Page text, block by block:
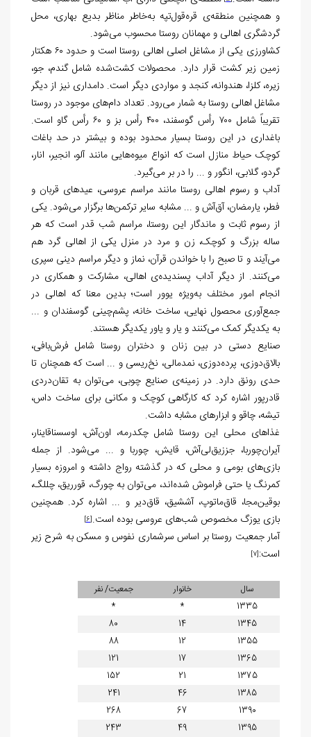
و همچنین منطقه‌ی قره‌قول‌تپه به‌خاطر مناظر بدیع بهاری، محل
گردشگری اهالی و مهمانان روستا محسوب می‌شود.
کشاورزی یکی از مشاغل اصلی اهالی روستا است و حدود ۶۰ هکتار
زمین زیر کشت قرار دارد. محصولات کشت‌شده شامل گندم، جو،
زیره، کلزا، هندوانه، کنجد و مواردی دیگر است. دامداری نیز از دیگر
مشاغل اهالی روستا به شمار می‌رود. تعداد دام‌های موجود در روستا
تقریباً شامل ۷۰۰ رأس گوسفند، ۴۰۰ رأس بز و ۶۰ رأس گاو است.
باغداری در این روستا بسیار محدود بوده و بیشتر در حد باغات
کوچک حیاط منازل است که انواع میوه‌هایی مانند آلو، انجیر، انار،
گردو، گلابی، انگور و ... را در بر می‌گیرد.
آداب و رسوم اهالی روستا مانند مراسم عروسی، عیدهای قربان و
فطر، یارمضان، آق‌آش و ... مشابه سایر ترکمن‌ها برگزار می‌شود. یکی
از رسوم ثابت و ماندگار این روستا، مراسم شب قدر است که هر
ساله بزرگ و کوچک، زن و مرد در منزل یکی از اهالی گرد هم
می‌آیند و تا صبح را با خواندن قرآن، نماز و دیگر مراسم دینی سپری
می‌کنند. از دیگر آداب پسندیده‌ی اهالی، مشارکت و همکاری در
انجام امور مختلف به‌ویژه یوور است؛ بدین معنا که اهالی در
جمع‌آوری محصول نهایی، ساخت خانه، پشم‌چینی گوسفندان و ...
به یکدیگر کمک می‌کنند و یار و یاور یکدیگر هستند.
صنایع دستی در بین زنان و دختران روستا شامل فرش‌بافی،
بالاق‌دوزی، پرده‌دوزی، نمدمالی، نخ‌ریسی و ... است که همچنان تا
حدی رونق دارد. در زمینه‌ی صنایع چوبی، می‌توان به تقان‌دردی
قادرپور اشاره کرد که کارگاهی کوچک و مکانی برای ساخت داس،
تیشه، چاقو و ابزارهای مشابه داشت.
غذاهای محلی این روستا شامل چکدرمه، اون‌آش، اوسسناقاینار،
آیران‌چوربا، جززیق‌لی‌آش، قایش، چوربا و ... می‌شود. از جمله
بازی‌های بومی و محلی که در گذشته رواج داشته و امروزه بسیار
کمرنگ یا حتی فراموش شده‌اند، می‌توان به چورگ، قورریق، چللگ،
بوقین‌مجا، قاق‌ماتوپ، آششیق، قاق‌دیر و ... اشاره کرد. همچنین
بازی یوزگ مخصوص شب‌های عروسی بوده است.[6]
آمار جمعیت روستا بر اساس سرشماری نفوس و مسکن به شرح زیر
است:[7]
سال خانوار
جمعیت/ نفر
1335
*
*
1345
14
80
1355
12
88
1365
17
121
1375
21
152
1385
46
241
1390
67
268
1395
49
243